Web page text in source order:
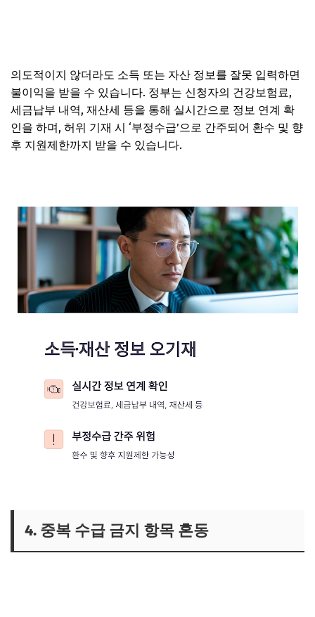
의도적이지 않더라도 소득 또는 자산 정보를 잘못 입력하면
불이익을 받을 수 있습니다. 정부는 신청자의 건강보험료,
세금납부 내역, 재산세 등을 통해 실시간으로 정보 연계 확
인을 하며, 허위 기재 시 ‘부정수급’으로 간주되어 환수 및 향
후 지원제한까지 받을 수 있습니다.
4. 중복 수급 금지 항목 혼동